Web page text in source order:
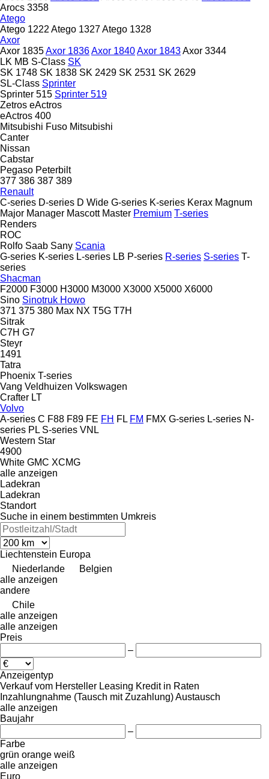
Arocs 3358
Atego
Atego 1222 Atego 1327Atego 1328
Axor
Axor 1835Axor 1836Axor 1840Axor 1843Axor 3344
LK MB S-Class SK
SK 1748 SK 1838 SK 2429 SK 2531 SK 2629
SL-Class Sprinter
Sprinter 515 Sprinter 519
Zetros eActros
eActros 400
Mitsubishi Fuso Mitsubishi
Canter
Nissan
Cabstar
Pegaso Peterbilt
377 386 387 389
Renault
C-series D-series D Wide G-series K-series Kerax Magnum
Major Manager Mascott Master Premium T-series
Renders
ROC
Rolfo Saab Sany Scania
G-series K-series L-series LB P-series R-series S-series T-
series
Shacman
F2000 F3000 H3000 M3000 X3000 X5000 X6000
Sino Sinotruk Howo
371 375 380 Max NX T5G T7H
Sitrak
C7H G7
Steyr
1491
Tatra
Phoenix T-series
Vang Veldhuizen Volkswagen
Crafter LT
Volvo
A-series C F88 F89 FE FH FL FM FMX G-series L-series N-
series PL S-series VNL
Western Star
4900
White GMC XCMG
alle anzeigen
Ladekran
Ladekran
Standort
Suche in einem bestimmten Umkreis
Liechtenstein Europa
Niederlande
Belgien
alle anzeigen
andere
Chile
alle anzeigen
alle anzeigen
Preis
–
Anzeigentyp
Verkauf vom Hersteller Leasing Kredit in Raten
Inzahlungnahme (Tausch mit Zuzahlung)Austausch
alle anzeigen
Baujahr
–
Farbe
grün orange weiß
alle anzeigen
Euro